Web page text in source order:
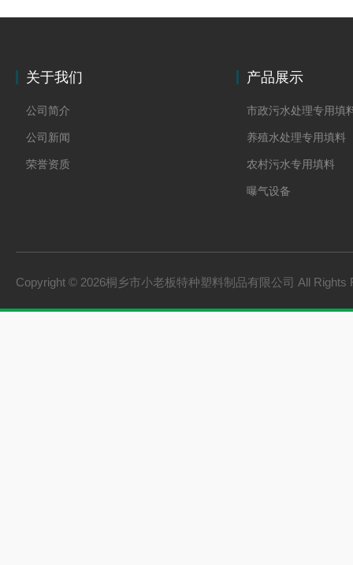
关于我们
公司简介
公司新闻
荣誉资质
产品展示
市政污水处理专用填
养殖水处理专用填料
农村污水专用填料
曝气设备
Copyright © 2026桐乡市小老板特种塑料制品有限公司 All